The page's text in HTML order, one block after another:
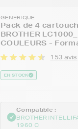
GENERIQUE
Pack de 4
BROTHER
COULEURS -
153 avis
EN STOCK
Compatible :
BROTHER
1960 C